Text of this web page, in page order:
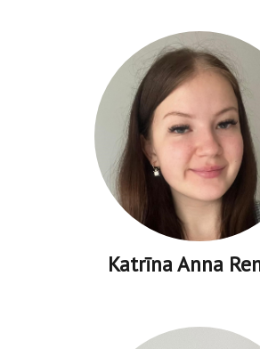
Katrīna Anna